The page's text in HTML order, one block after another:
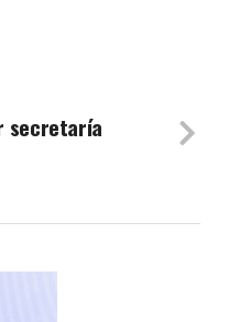
secretaría